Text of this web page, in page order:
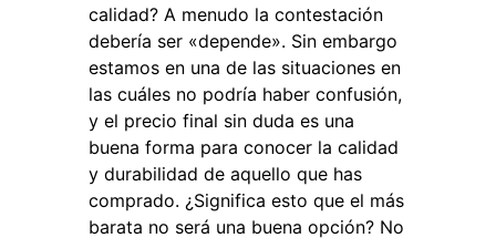
calidad? A menudo la contestación
debería ser «depende». Sin embargo
estamos en una de las situaciones en
las cuáles no podría haber confusión,
y el precio final sin duda es una
buena forma para conocer la calidad
y durabilidad de aquello que has
comprado. ¿Significa esto que el más
barata no será una buena opción? No